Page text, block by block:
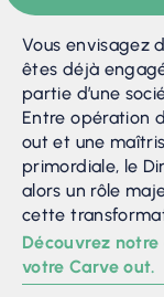
Vous envisagez
êtes déjà
partie d’une
Entre opération
out et une
primordiale, le
alors un rôle
cette
Découvrez
votre Carve out.